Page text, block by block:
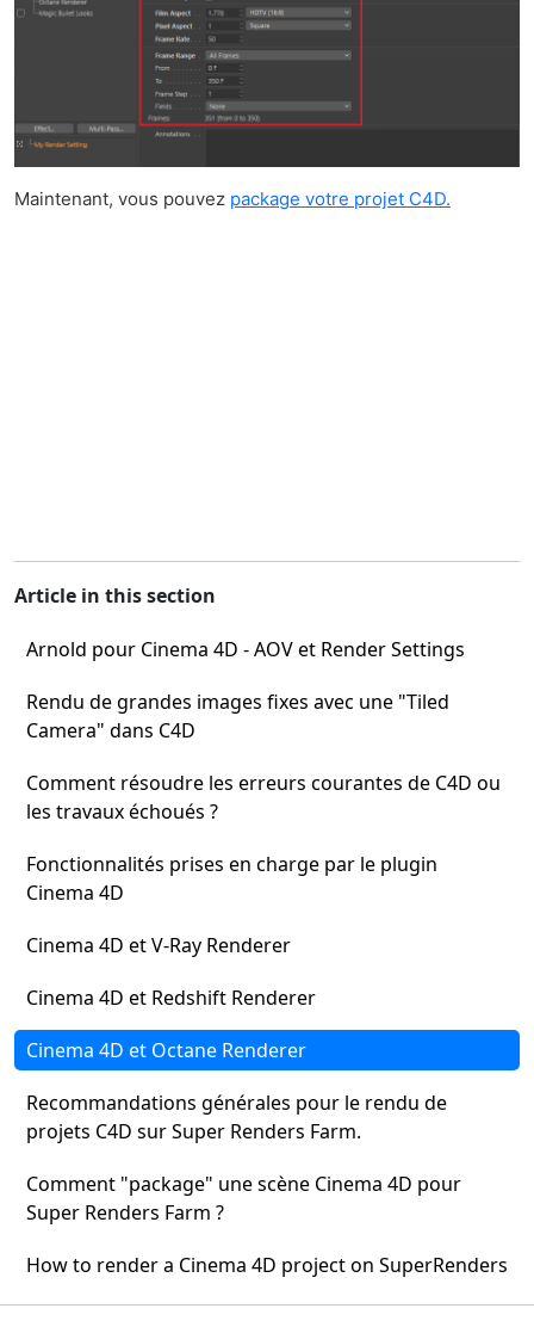
Maintenant, vous pouvez package votre projet C4D.
Article in this section
Arnold pour Cinema 4D - AOV et Render Settings
Rendu de grandes images fixes avec une "Tiled
Camera" dans C4D
Comment résoudre les erreurs courantes de C4D ou
les travaux échoués ?
Fonctionnalités prises en charge par le plugin
Cinema 4D
Cinema 4D et V-Ray Renderer
Cinema 4D et Redshift Renderer
Cinema 4D et Octane Renderer
Recommandations générales pour le rendu de
projets C4D sur Super Renders Farm.
Comment "package" une scène Cinema 4D pour
Super Renders Farm ?
How to render a Cinema 4D project on SuperRenders